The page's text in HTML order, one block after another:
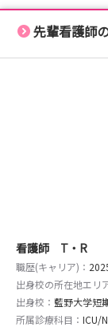
先輩看護師
看護師 T・R
職歴(キャリア)：
出身校の所在地エリ
出身校： 藍野大学短
所属診療科目： ICU/